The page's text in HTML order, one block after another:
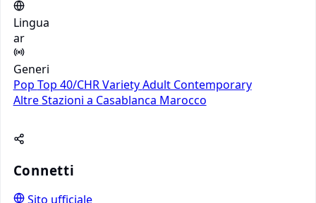
Lingua
ar
Generi
Pop Top 40/CHRVarietyAdult Contemporary
Altre Stazioni a Casablanca Marocco
Connetti
Sito ufficiale